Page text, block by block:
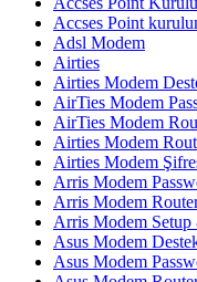
Accses Point
Adsl Modem
Airties
Airties Modem
AirTies Modem
AirTies Modem
Airties Modem
Airties Modem
Arris Modem
Arris Modem
Arris Modem
Asus Modem
Asus Modem